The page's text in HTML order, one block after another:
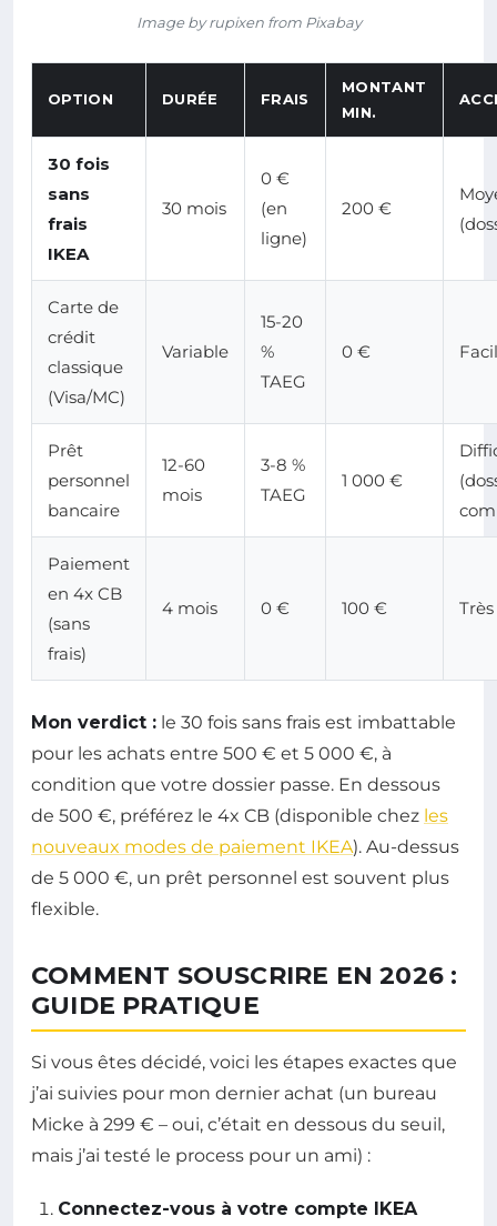
Image by rupixen from Pixabay
OPTION DURÉE FRAIS
MONTANT
MIN.
30 fois
sans
frais
IKEA
30 mois
0 €
(en
ligne)
200 €
Carte de
crédit
classique
(Visa/MC)
Variable
15-20
%
TAEG
0 €
Prêt
personnel
bancaire
12-60
mois
3-8 %
TAEG
1 000 €
Paiement
en 4x CB
(sans
frais)
4 mois 0 € 100 €
Mon verdict : le 30 fois sans frais est imbattable
pour les achats entre 500 € et 5 000 €, à
condition que votre dossier passe. En dessous
de 500 €, préférez le 4x CB (disponible chez les
nouveaux modes de paiement IKEA). Au-dessus
de 5 000 €, un prêt personnel est souvent plus
flexible.
COMMENT SOUSCRIRE EN 2026 :
GUIDE PRATIQUE
Si vous êtes décidé, voici les étapes exactes que
j’ai suivies pour mon dernier achat (un bureau
Micke à 299 € – oui, c’était en dessous du seuil,
mais j’ai testé le process pour un ami) :
Connectez-vous à votre compte IKEA